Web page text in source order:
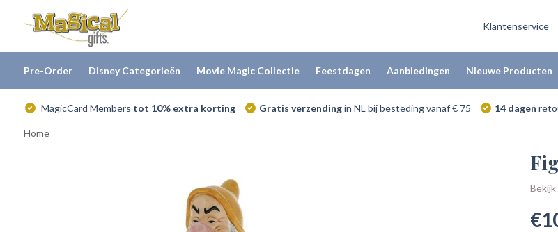
Klantenservice
Pre-Order Disney Categorieën Movie Magic Collectie Feestdagen Aanbiedingen Nieuwe Producten
MagicCard Members tot 10% extra korting Gratis verzendingin NL bij besteding vanaf € 75 14 dagen
Home
Bekijk